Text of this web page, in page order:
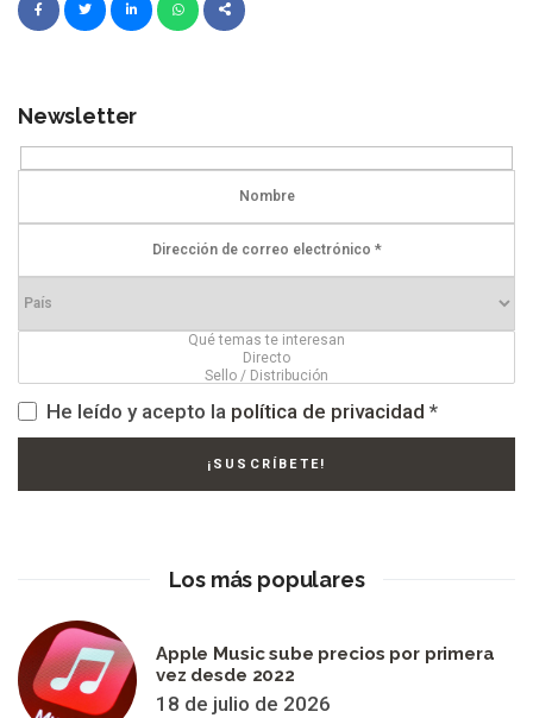
Newsletter
He leído y acepto la política de privacidad *
Los más populares
Apple Music sube precios por primera
vez desde 2022
18 de julio de 2026